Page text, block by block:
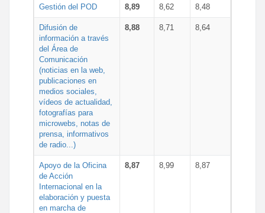
Gestión del POD 8,89 8,62 8,48
Difusión de
información a través
del Área de
Comunicación
(noticias en la web,
publicaciones en
medios sociales,
vídeos de actualidad,
fotografías para
microwebs, notas de
prensa, informativos
de radio...)
8,88 8,71 8,64
Apoyo de la Oficina
de Acción
Internacional en la
elaboración y puesta
en marcha de
8,87 8,99 8,87